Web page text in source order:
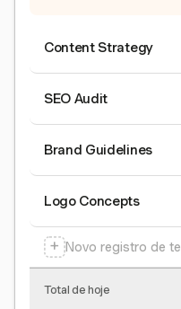
Content Strategy
SEO Audit
Brand Guidelines
Logo Concepts
+ Novo registro de
Total de hoje